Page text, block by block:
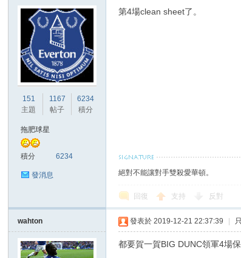
151
主題
1167
帖子
6234
積分
拖肥球星
積分 6234
發消息
第4場clean sheet了。
絕對不能讓對手雙殺愛華頓。
回復 支持 反對
wahton 發表於 2019-12-21 22:37:39
都要賀一賀BIG DUNC領軍4場